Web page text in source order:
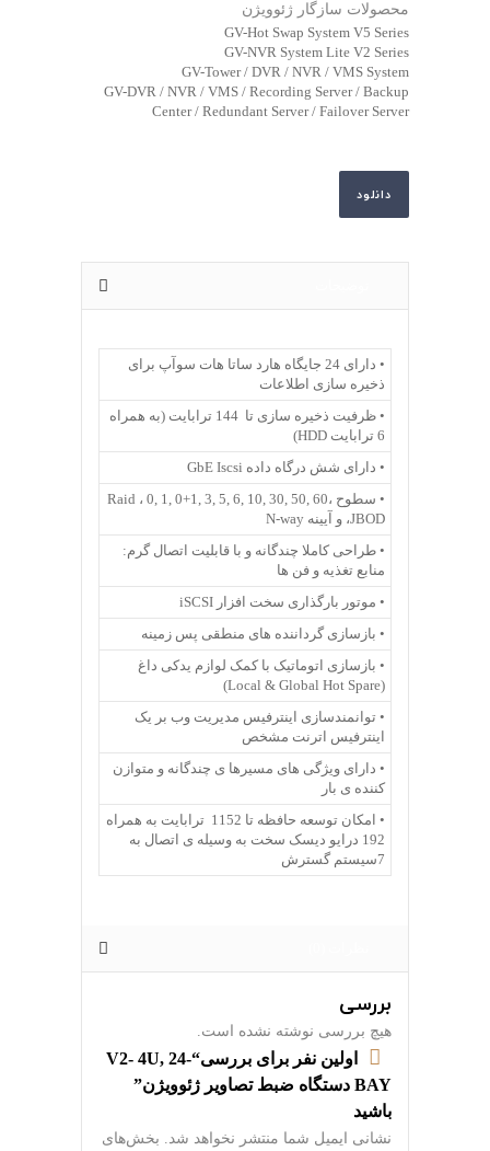
محصولات سازگار ژئوویژن
GV-Hot Swap System V5 Series
GV-NVR System Lite V2 Series
GV-Tower / DVR / NVR / VMS System
GV-DVR / NVR / VMS / Recording Server / Backup
Center / Redundant Server / Failover Server
دانلود
• دارای 24 جایگاه هارد ساتا هات سوآپ برای
ذخیره سازی اطلاعات
• ظرفیت ذخیره سازی تا 144 ترابایت (به همراه
6 ترابایت HDD)
• دارای شش درگاه داده GbE Iscsi
• سطوح Raid ، 0, 1, 0+1, 3, 5, 6, 10, 30, 50, 60،
JBOD، و آیینه N-way
• طراحی کاملا چندگانه و با قابلیت اتصال گرم:
منابع تغذیه و فن ها
• موتور بارگذاری سخت افزار iSCSI
• بازسازی گرداننده های منطقی پس زمینه
• بازسازی اتوماتیک با کمک لوازم یدکی داغ
(Local & Global Hot Spare)
• توانمندسازی اینترفیس مدیریت وب بر یک
اینترفیس اترنت مشخص
• دارای ویژگی های مسیرها ی چندگانه و متوازن
کننده ی بار
• امکان توسعه حافظه تا 1152 ترابایت به همراه
192 درایو دیسک سخت به وسیله ی اتصال به
7سیستم گسترش
بررسی
هیچ بررسی نوشته نشده است.
اولین نفر برای بررسی“V2- 4U, 24-
BAY دستگاه ضبط تصاویر ژئوویژن”
باشید
نشانی ایمیل شما منتشر نخواهد شد. بخش‌های